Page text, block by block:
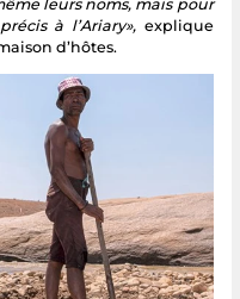
leurs noms, mais pour
à l’Ariary»,explique
d’hôtes.